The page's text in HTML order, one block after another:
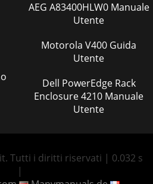
AEG A83400HLW0 Manuale
Utente
Motorola V400 Guida
Utente
Dell PowerEdge Rack
Enclosure 4210 Manuale
Utente
Tutti i diritti riservati | 0.032 s
|